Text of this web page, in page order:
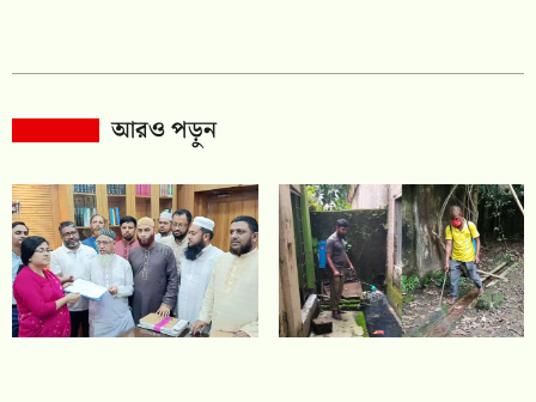
আরও পড়ুন